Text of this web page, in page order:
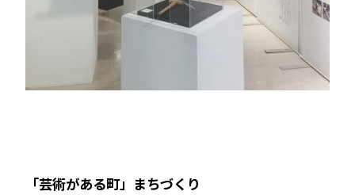
「芸術がある町」まちづくり